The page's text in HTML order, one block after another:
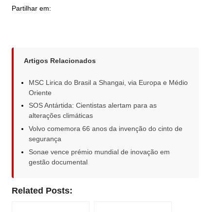
Partilhar em:
Artigos Relacionados
MSC Lirica do Brasil a Shangai, via Europa e Médio
Oriente
SOS Antártida: Cientistas alertam para as
alterações climáticas
Volvo comemora 66 anos da invenção do cinto de
segurança
Sonae vence prémio mundial de inovação em
gestão documental
Related Posts: